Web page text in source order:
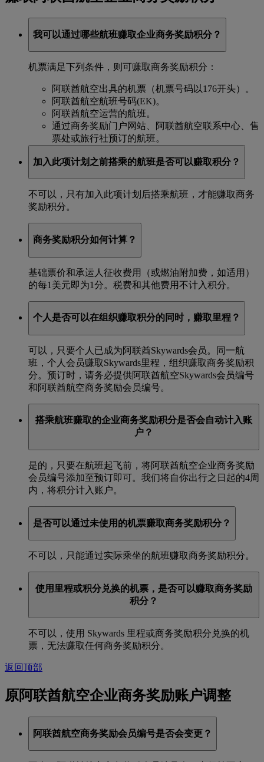
我可以通过哪些航班赚取企业商务奖励积分？
机票满足下列条件，则可赚取商务奖励积分：
阿联酋航空出具的机票（机票号码以176开头）。
阿联酋航空航班号码(EK)。
阿联酋航空运营的航班。
通过商务奖励门户网站、阿联酋航空联系中心、售
票处或旅行社预订的航班。
加入此项计划之前搭乘的航班是否可以赚取积分？
不可以，只有加入此项计划后搭乘航班，才能赚取商务
奖励积分。
商务奖励积分如何计算？
基础票价和承运人征收费用（或燃油附加费，如适用）
的每1美元即为1分。税费和其他费用不计入积分。
个人是否可以在组织赚取积分的同时，赚取里程？
可以，只要个人已成为阿联酋Skywards会员。同一航
班，个人会员赚取Skywards里程，组织赚取商务奖励积
分。预订时，请务必提供阿联酋航空Skywards会员编号
和阿联酋航空商务奖励会员编号。
搭乘航班赚取的企业商务奖励积分是否会自动计入账
户？
是的，只要在航班起飞前，将阿联酋航空企业商务奖励
会员编号添加至预订即可。我们将自你出行之日起的4周
内，将积分计入账户。
是否可以通过未使用的机票赚取商务奖励积分？
不可以，只能通过实际乘坐的航班赚取商务奖励积分。
使用里程或积分兑换的机票，是否可以赚取商务奖励
积分？
不可以，使用 Skywards 里程或商务奖励积分兑换的机
票，无法赚取任何商务奖励积分。
返回顶部
原阿联酋航空企业商务奖励账户调整
阿联酋航空商务奖励会员编号是否会变更？